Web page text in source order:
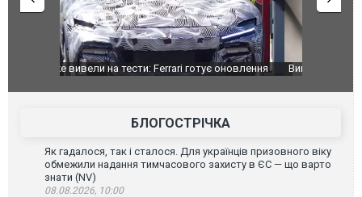
Вийшов трейлер нової екранізації легендарного
БЛОГОСТРІЧКА
Як гадалося, так і сталося. Для українців призовного віку
обмежили надання тимчасового захисту в ЄС — що варто
знати (NV)
08.08.2026, 10:00